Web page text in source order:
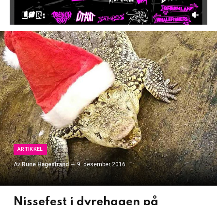
ARTIKKEL
Av Rune Hagestrand 9. desember 2016
Nissefest i dyrehagen på